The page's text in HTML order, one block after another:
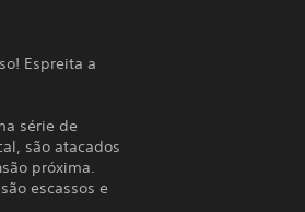
Espreita a
série de
são atacados
próxima.
escassos e